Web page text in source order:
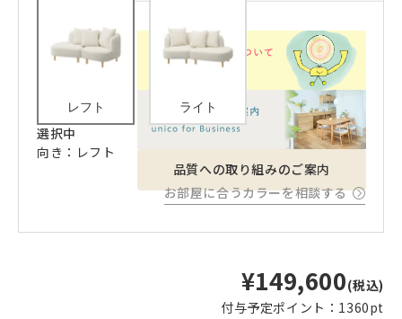
品質への取り組みのご案内
レフト ライト
選択中
向き：レフト
お部屋に合うカラーを相談する
¥149,600(税込)
付与予定ポイント： 1360pt